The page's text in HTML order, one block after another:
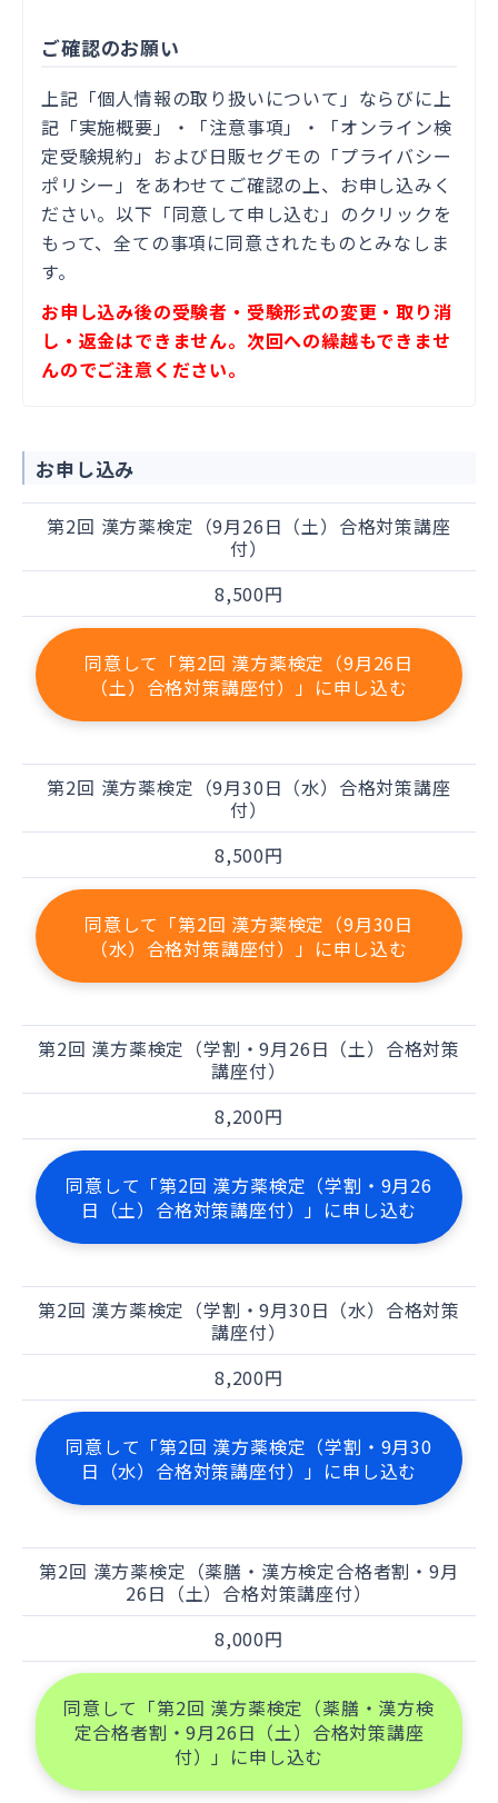
ご確認のお願い
上記「個人情報の取り扱いについて」ならびに上
記「実施概要」・「注意事項 」・「オンライン検
定受験規約 」 および日販セグモの「プライバシー
ポリシー 」 を あわせてご確認の上、お申し込みく
ださい。以下「同意して申し込む 」のクリックを
もって、全ての事項に同意されたものとみなしま
す。
お申し込み後の受験者・受験形式の変更・取り消
し・返金はできません。次回への繰越もできませ
んのでご注意ください。
お申し込み
第2回 漢方薬検定（9月26日（土）合格対策講座
付）
8,500円
同意して「第2回 漢方薬検定（9月26日
（土）合格対策講座付）」に申し込む
第2回 漢方薬検定（9月30日（水）合格対策講座
付）
8,500円
同意して「第2回 漢方薬検定（9月30日
（水）合格対策講座付）」に申し込む
第2回 漢方薬検定（学割・9月26日（土）合格対策
講座付）
8,200円
同意して「第2回 漢方薬検定（学割・9月26
日（土）合格対策講座付）」に申し込む
第2回 漢方薬検定（学割・9月30日（水）合格対策
講座付）
8,200円
同意して「第2回 漢方薬検定（学割・9月30
日（水）合格対策講座付）」に申し込む
第2回 漢方薬検定（薬膳・漢方検定合格者割・9月
26日（土）合格対策講座付）
8,000円
同意して「第2回 漢方薬検定（薬膳・漢方検
定合格者割・9月26日（土）合格対策講座
付）」に申し込む